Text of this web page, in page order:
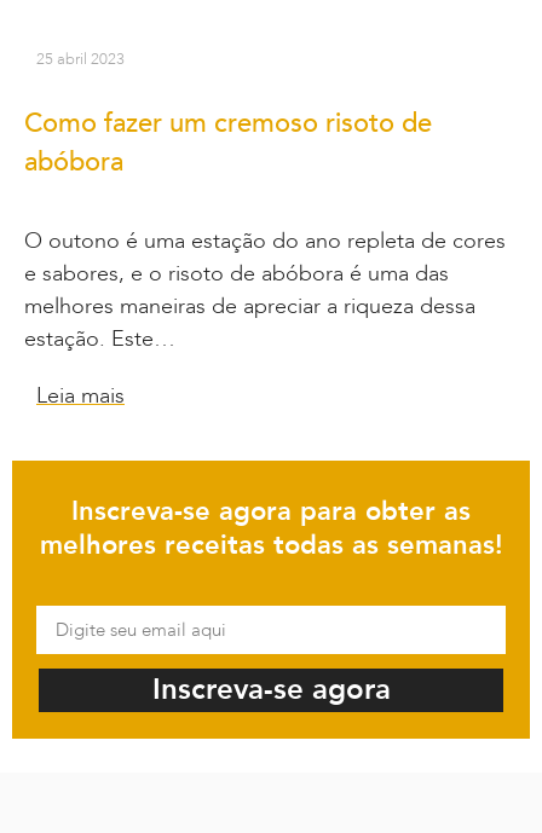
25 abril 2023
Como fazer um cremoso risoto de
abóbora
O outono é uma estação do ano repleta de cores
e sabores, e o risoto de abóbora é uma das
melhores maneiras de apreciar a riqueza dessa
estação. Este…
Leia mais
Inscreva-se agora para obter as
melhores receitas todas as semanas!
Inscreva-se agora